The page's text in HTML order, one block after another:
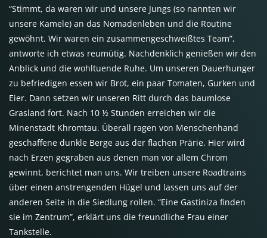
“Stimmt, da waren wir und unsere Jungs (so nannten wir
unsere Kamele) an das Nomadenleben und die Routine
gewöhnt. Wir waren ein zusammengeschweißtes Team”,
antworte ich etwas reumütig. Nachdenklich genießen wir den
Anblick und die wohltuende Ruhe. Um unseren Dauerhunger
zu befriedigen essen wir Brot, ein paar Tomaten, Gurken und
Eier. Dann setzen wir unseren Ritt durch das baumlose
Grasland fort. Nach 10 ½ Stunden erreichen wir die
Minenstadt Khromtau. Überall ragen von Menschenhand
geschaffene dunkle Berge aus der flachen Prärie. Hier wird
nach Erzen gegraben aus denen man vor allem Chrom
gewinnt, berichtet man uns. Wir treiben unsere Roadtrains
über einen anstrengenden Hügel und lassen uns auf der
anderen Seite in die Siedlung rollen. “Eine Gastiniza finden
sie im Zentrum”, erklärt uns die freundliche Frau einer
Tankstelle.